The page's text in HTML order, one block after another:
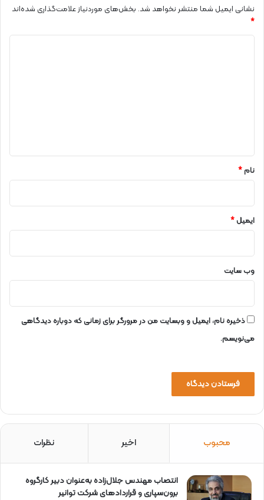
س
ا
ل
نشانی ایمیل شما منتشر نخواهد شد. بخش‌های موردنیاز علامت‌گذاری شده‌اند
*
نام*
ایمیل*
وب‌ سایت
ذخیره نام، ایمیل و وبسایت من در مرورگر برای زمانی که دوباره دیدگاهی
می‌نویسم.
محبوب اخیر نظرات
انتصاب مهندس جلال‌زاده به‌عنوان دبیر كارگروه
برون‌سپاری و قراردادهای شركت توانیر